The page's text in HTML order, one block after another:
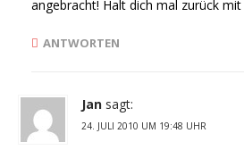
angebracht! Halt dich mal zurück
ANTWORTEN
Jan sagt:
24. JULI 2010 UM 19:48 UHR